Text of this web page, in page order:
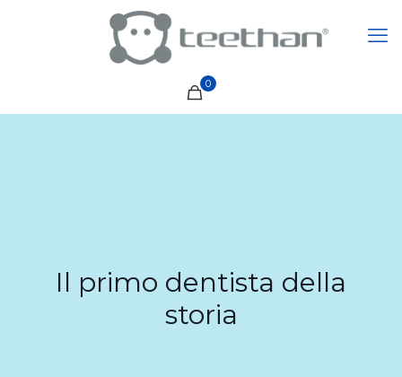
0
Il primo dentista della
storia